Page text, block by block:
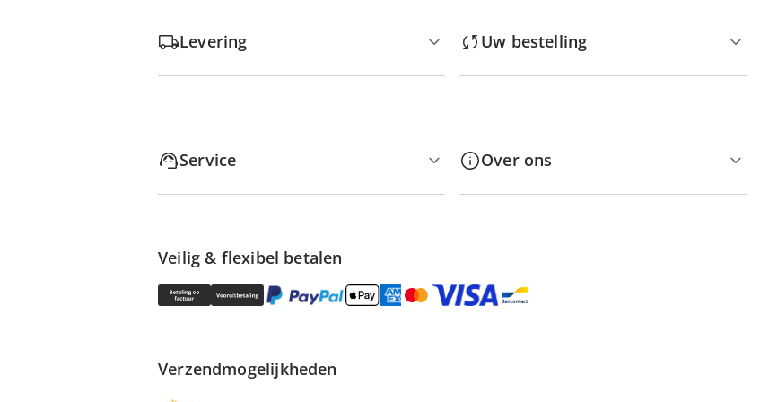
Levering Uw bestelling
Service Over ons
Veilig & flexibel betalen
Verzendmogelijkheden